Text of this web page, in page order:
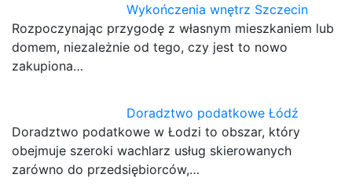
Wykończenia wnętrz Szczecin
Rozpoczynając przygodę z własnym mieszkaniem lub
domem, niezależnie od tego, czy jest to nowo
zakupiona…
Doradztwo podatkowe Łódź
Doradztwo podatkowe w Łodzi to obszar, który
obejmuje szeroki wachlarz usług skierowanych
zarówno do przedsiębiorców,…